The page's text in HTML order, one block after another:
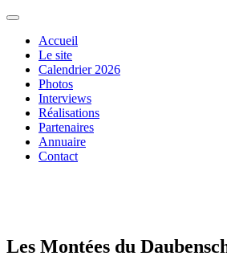
Accueil
Le site
Calendrier 2026
Photos
Interviews
Réalisations
Partenaires
Annuaire
Contact
Les Montées du